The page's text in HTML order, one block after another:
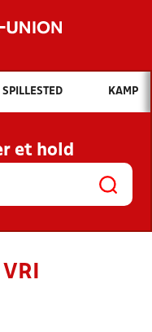
Hvad vil du søge efter?
OG NYHEDER
KLUBBER OG
SPILLESTED KAMP
et hold